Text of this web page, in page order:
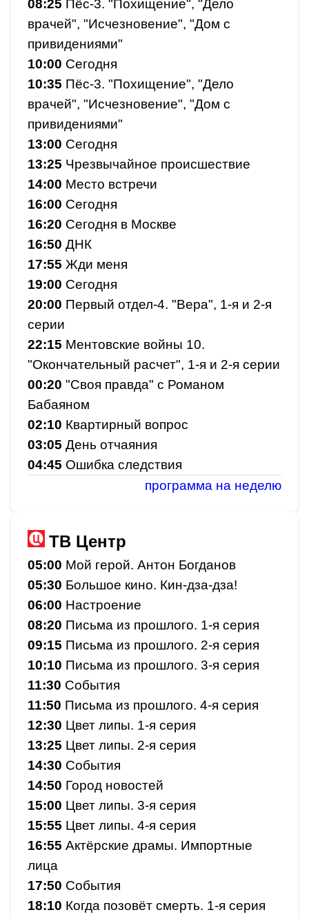
08:25 Пёс-3. "Похищение", "Дело
врачей", "Исчезновение", "Дом с
привидениями"
10:00 Сегодня
10:35 Пёс-3. "Похищение", "Дело
врачей", "Исчезновение", "Дом с
привидениями"
13:00 Сегодня
13:25 Чрезвычайное происшествие
14:00 Место встречи
16:00 Сегодня
16:20 Сегодня в Москве
16:50 ДНК
17:55 Жди меня
19:00 Сегодня
20:00 Первый отдел-4. "Вера", 1-я и 2-я
серии
22:15 Ментовские войны 10.
"Окончательный расчет", 1-я и 2-я серии
00:20 "Своя правда" с Романом
Бабаяном
02:10 Квартирный вопрос
03:05 День отчаяния
04:45 Ошибка следствия
программа на неделю
ТВ Центр
05:00 Мой герой. Антон Богданов
05:30 Большое кино. Кин-дза-дза!
06:00 Настроение
08:20 Письма из прошлого. 1-я серия
09:15 Письма из прошлого. 2-я серия
10:10 Письма из прошлого. 3-я серия
11:30 События
11:50 Письма из прошлого. 4-я серия
12:30 Цвет липы. 1-я серия
13:25 Цвет липы. 2-я серия
14:30 События
14:50 Город новостей
15:00 Цвет липы. 3-я серия
15:55 Цвет липы. 4-я серия
16:55 Актёрские драмы. Импортные
лица
17:50 События
18:10 Когда позовёт смерть. 1-я серия